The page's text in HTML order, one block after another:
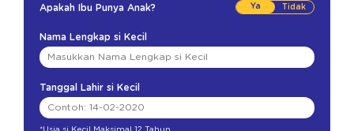
Apakah Ibu Punya Anak? Ya
Nama Lengkap si Kecil
Tanggal Lahir si Kecil